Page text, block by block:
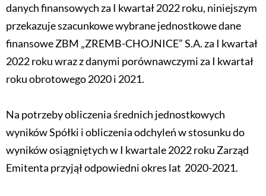
danych finansowych za I kwartał 2022 roku, niniejszym
przekazuje szacunkowe wybrane jednostkowe dane
finansowe ZBM „ZREMB-CHOJNICE” S.A. za I kwartał
2022 roku wraz z danymi porównawczymi za I kwartał
roku obrotowego 2020 i 2021.
Na potrzeby obliczenia średnich jednostkowych
wyników Spółki i obliczenia odchyleń w stosunku do
wyników osiągniętych w I kwartale 2022 roku Zarząd
Emitenta przyjął odpowiedni okres lat 2020-2021.